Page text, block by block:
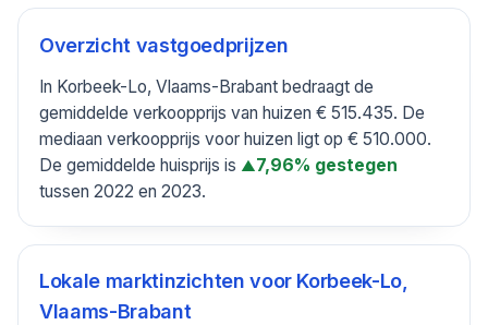
Overzicht vastgoedprijzen
In Korbeek-Lo, Vlaams-Brabant bedraagt de
gemiddelde verkoopprijs van huizen € 515.435. De
mediaan verkoopprijs voor huizen ligt op € 510.000.
De gemiddelde huisprijs is ▲7,96% gestegen
tussen 2022 en 2023.
Lokale marktinzichten voor Korbeek-Lo,
Vlaams-Brabant